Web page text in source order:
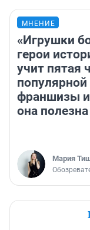
МНЕНИЕ
«Игрушки
герои
учит пятая
популярной
франшизы
она
Мария